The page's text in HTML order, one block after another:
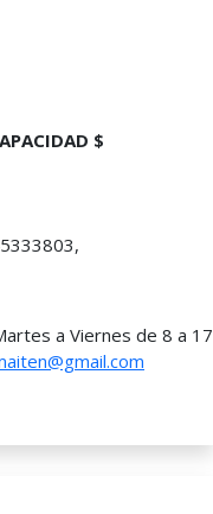
$
a Viernes de 8 a 17